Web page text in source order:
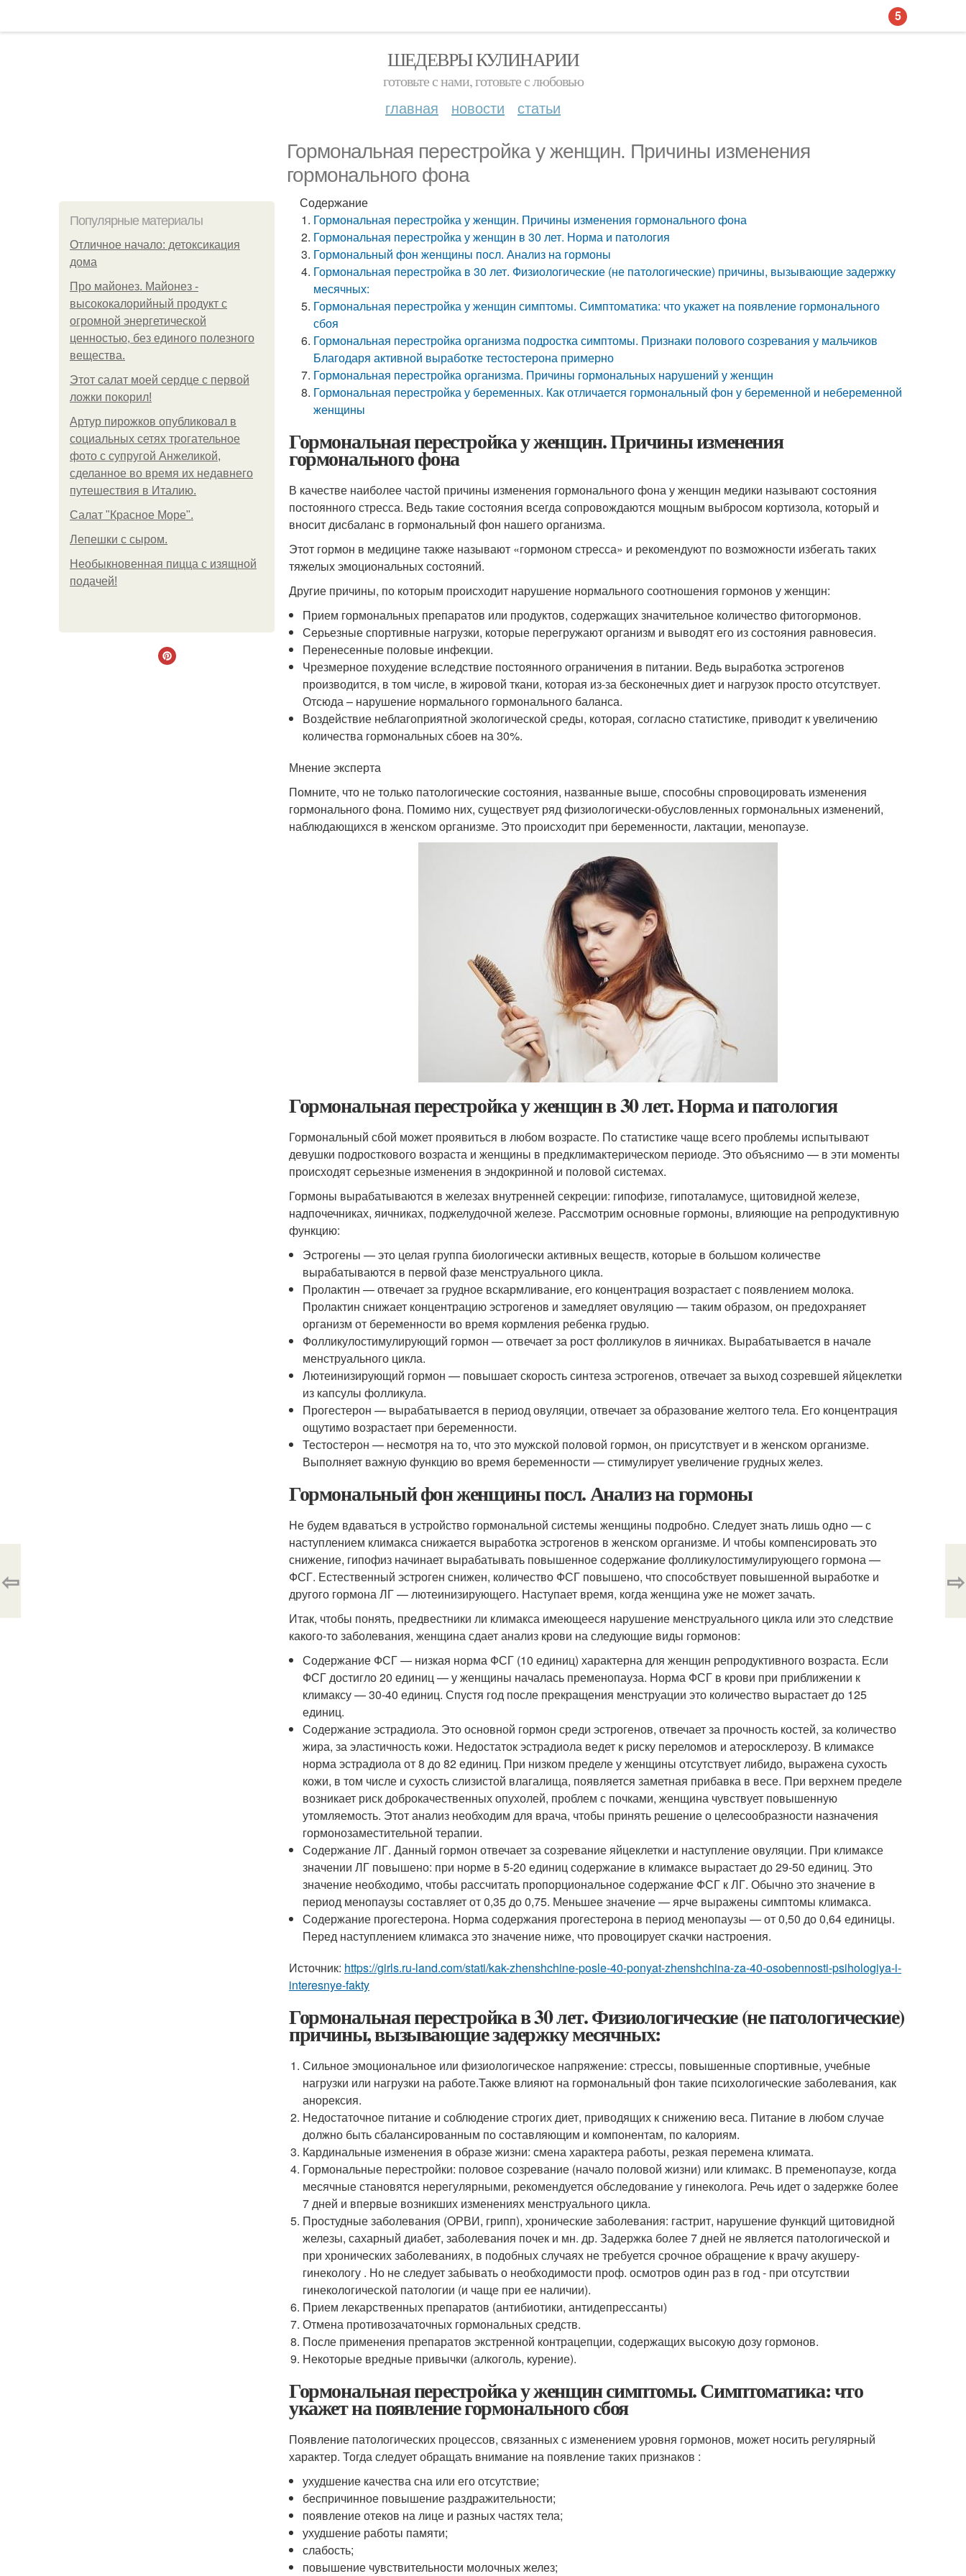
ШЕДЕВРЫ КУЛИНАРИИ
готовьте с нами, готовьте с любовью
главная новости статьи
Гормональная перестройка у женщин. Причины изменения
гормонального фона
Популярные материалы
Отличное начало: детоксикация
дома
Про майонез. Майонез -
высококалорийный продукт с
огромной энергетической
ценностью, без единого полезного
вещества.
Этот салат моей сердце с первой
ложки покорил!
Артур пирожков опубликовал в
социальных сетях трогательное
фото с супругой Анжеликой,
сделанное во время их недавнего
путешествия в Италию.
Салат "Красное Море".
Лепешки с сыром.
Необыкновенная пицца с изящной
подачей!
Содержание
Гормональная перестройка у женщин. Причины изменения гормонального фона
Гормональная перестройка у женщин в 30 лет. Норма и патология
Гормональный фон женщины посл. Анализ на гормоны
Гормональная перестройка в 30 лет. Физиологические (не патологические) причины, вызывающие задержку
месячных:
Гормональная перестройка у женщин симптомы. Симптоматика: что укажет на появление гормонального
сбоя
Гормональная перестройка организма подростка симптомы. Признаки полового созревания у мальчиков
Благодаря активной выработке тестостерона примерно
Гормональная перестройка организма. Причины гормональных нарушений у женщин
Гормональная перестройка у беременных. Как отличается гормональный фон у беременной и небеременной
женщины
Гормональная перестройка у женщин. Причины изменения
гормонального фона
В качестве наиболее частой причины изменения гормонального фона у женщин медики называют состояния
постоянного стресса. Ведь такие состояния всегда сопровождаются мощным выбросом кортизола, который и
вносит дисбаланс в гормональный фон нашего организма.
Этот гормон в медицине также называют «гормоном стресса» и рекомендуют по возможности избегать таких
тяжелых эмоциональных состояний.
Другие причины, по которым происходит нарушение нормального соотношения гормонов у женщин:
Прием гормональных препаратов или продуктов, содержащих значительное количество фитогормонов.
Серьезные спортивные нагрузки, которые перегружают организм и выводят его из состояния равновесия.
Перенесенные половые инфекции.
Чрезмерное похудение вследствие постоянного ограничения в питании. Ведь выработка эстрогенов
производится, в том числе, в жировой ткани, которая из-за бесконечных диет и нагрузок просто отсутствует.
Отсюда – нарушение нормального гормонального баланса.
Воздействие неблагоприятной экологической среды, которая, согласно статистике, приводит к увеличению
количества гормональных сбоев на 30%.
Мнение эксперта
Помните, что не только патологические состояния, названные выше, способны спровоцировать изменения
гормонального фона. Помимо них, существует ряд физиологически-обусловленных гормональных изменений,
наблюдающихся в женском организме. Это происходит при беременности, лактации, менопаузе.
Гормональная перестройка у женщин в 30 лет. Норма и патология
Гормональный сбой может проявиться в любом возрасте. По статистике чаще всего проблемы испытывают
девушки подросткового возраста и женщины в предклимактерическом периоде. Это объяснимо — в эти моменты
происходят серьезные изменения в эндокринной и половой системах.
Гормоны вырабатываются в железах внутренней секреции: гипофизе, гипоталамусе, щитовидной железе,
надпочечниках, яичниках, поджелудочной железе. Рассмотрим основные гормоны, влияющие на репродуктивную
функцию:
Эстрогены — это целая группа биологически активных веществ, которые в большом количестве
вырабатываются в первой фазе менструального цикла.
Пролактин — отвечает за грудное вскармливание, его концентрация возрастает с появлением молока.
Пролактин снижает концентрацию эстрогенов и замедляет овуляцию — таким образом, он предохраняет
организм от беременности во время кормления ребенка грудью.
Фолликулостимулирующий гормон — отвечает за рост фолликулов в яичниках. Вырабатывается в начале
менструального цикла.
Лютеинизирующий гормон — повышает скорость синтеза эстрогенов, отвечает за выход созревшей яйцеклетки
из капсулы фолликула.
Прогестерон — вырабатывается в период овуляции, отвечает за образование желтого тела. Его концентрация
ощутимо возрастает при беременности.
Тестостерон — несмотря на то, что это мужской половой гормон, он присутствует и в женском организме.
Выполняет важную функцию во время беременности — стимулирует увеличение грудных желез.
Гормональный фон женщины посл. Анализ на гормоны
Не будем вдаваться в устройство гормональной системы женщины подробно. Следует знать лишь одно — с
наступлением климакса снижается выработка эстрогенов в женском организме. И чтобы компенсировать это
снижение, гипофиз начинает вырабатывать повышенное содержание фолликулостимулирующего гормона —
ФСГ. Естественный эстроген снижен, количество ФСГ повышено, что способствует повышенной выработке и
другого гормона ЛГ — лютеинизирующего. Наступает время, когда женщина уже не может зачать.
Итак, чтобы понять, предвестники ли климакса имеющееся нарушение менструального цикла или это следствие
какого-то заболевания, женщина сдает анализ крови на следующие виды гормонов:
Содержание ФСГ — низкая норма ФСГ (10 единиц) характерна для женщин репродуктивного возраста. Если
ФСГ достигло 20 единиц — у женщины началась пременопауза. Норма ФСГ в крови при приближении к
климаксу — 30-40 единиц. Спустя год после прекращения менструации это количество вырастает до 125
единиц.
Содержание эстрадиола. Это основной гормон среди эстрогенов, отвечает за прочность костей, за количество
жира, за эластичность кожи. Недостаток эстрадиола ведет к риску переломов и атеросклерозу. В климаксе
норма эстрадиола от 8 до 82 единиц. При низком пределе у женщины отсутствует либидо, выражена сухость
кожи, в том числе и сухость слизистой влагалища, появляется заметная прибавка в весе. При верхнем пределе
возникает риск доброкачественных опухолей, проблем с почками, женщина чувствует повышенную
утомляемость. Этот анализ необходим для врача, чтобы принять решение о целесообразности назначения
гормонозаместительной терапии.
Содержание ЛГ. Данный гормон отвечает за созревание яйцеклетки и наступление овуляции. При климаксе
значении ЛГ повышено: при норме в 5-20 единиц содержание в климаксе вырастает до 29-50 единиц. Это
значение необходимо, чтобы рассчитать пропорциональное содержание ФСГ к ЛГ. Обычно это значение в
период менопаузы составляет от 0,35 до 0,75. Меньшее значение — ярче выражены симптомы климакса.
Содержание прогестерона. Норма содержания прогестерона в период менопаузы — от 0,50 до 0,64 единицы.
Перед наступлением климакса это значение ниже, что провоцирует скачки настроения.
Источник: https://girls.ru-land.com/stati/kak-zhenshchine-posle-40-ponyat-zhenshchina-za-40-osobennosti-psihologiya-i-
interesnye-fakty
Гормональная перестройка в 30 лет. Физиологические (не патологические)
причины, вызывающие задержку месячных:
Сильное эмоциональное или физиологическое напряжение: стрессы, повышенные спортивные, учебные
нагрузки или нагрузки на работе.Также влияют на гормональный фон такие психологические заболевания, как
анорексия.
Недостаточное питание и соблюдение строгих диет, приводящих к снижению веса. Питание в любом случае
должно быть сбалансированным по составляющим и компонентам, по калориям.
Кардинальные изменения в образе жизни: смена характера работы, резкая перемена климата.
Гормональные перестройки: половое созревание (начало половой жизни) или климакс. В пременопаузе, когда
месячные становятся нерегулярными, рекомендуется обследование у гинеколога. Речь идет о задержке более
7 дней и впервые возникших изменениях менструального цикла.
Простудные заболевания (ОРВИ, грипп), хронические заболевания: гастрит, нарушение функций щитовидной
железы, сахарный диабет, заболевания почек и мн. др. Задержка более 7 дней не является патологической и
при хронических заболеваниях, в подобных случаях не требуется срочное обращение к врачу акушеру-
гинекологу . Но не следует забывать о необходимости проф. осмотров один раз в год - при отсутствии
гинекологической патологии (и чаще при ее наличии).
Прием лекарственных препаратов (антибиотики, антидепрессанты)
Отмена противозачаточных гормональных средств.
После применения препаратов экстренной контрацепции, содержащих высокую дозу гормонов.
Некоторые вредные привычки (алкоголь, курение).
Гормональная перестройка у женщин симптомы. Симптоматика: что
укажет на появление гормонального сбоя
Появление патологических процессов, связанных с изменением уровня гормонов, может носить регулярный
характер. Тогда следует обращать внимание на появление таких признаков :
ухудшение качества сна или его отсутствие;
беспричинное повышение раздражительности;
появление отеков на лице и разных частях тела;
ухудшение работы памяти;
слабость;
повышение чувствительности молочных желез;
⇦ ⇨
5